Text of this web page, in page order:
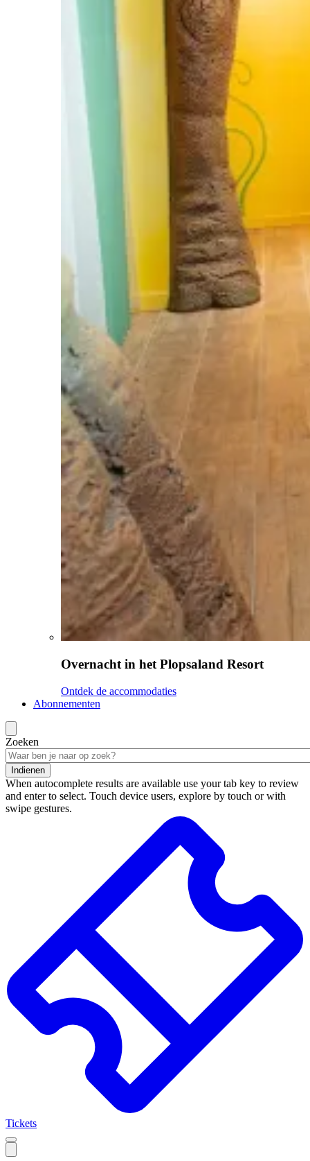
Overnacht in het Plopsaland Resort
Ontdek de accommodaties
Abonnementen
Zoeken
Indienen
When autocomplete results are available use your tab key to review
and enter to select. Touch device users, explore by touch or with
swipe gestures.
Tickets
Open
mobile